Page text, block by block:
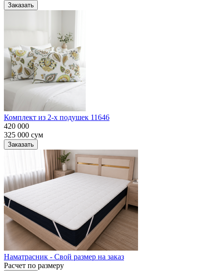
Заказать
Комплект из 2-х подушек 11646
420 000
325 000 сум
Заказать
Наматрасник - Свой размер на заказ
Расчет по размеру